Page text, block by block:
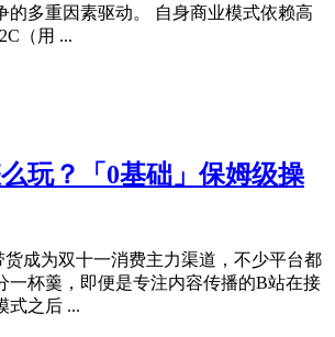
的多重因素驱动。 自身商业模式依赖高
（用 ...
玩？「0基础」保姆级操
成为双十一消费主力渠道，不少平台都
一杯羹，即便是专注内容传播的B站在接
式之后 ...